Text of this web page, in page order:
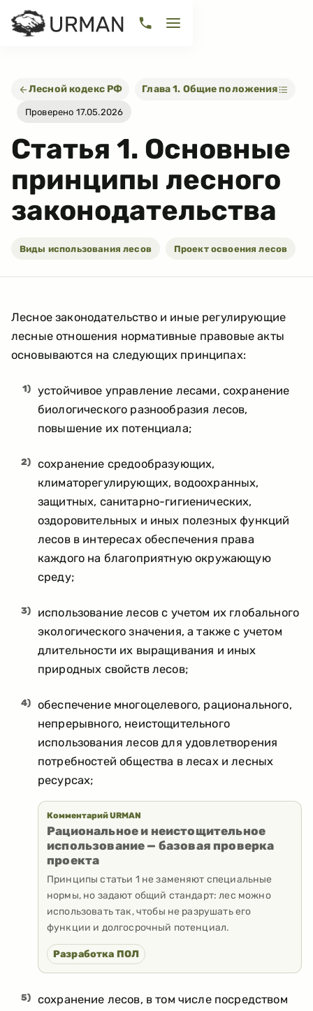
Лесной кодекс РФ Глава 1. Общие положения
Проверено 17.05.2026
Статья 1. Основные
принципы лесного
законодательства
Виды использования лесов Проект освоения лесов
Лесное законодательство и иные регулирующие
лесные отношения нормативные правовые акты
основываются на следующих принципах:
1)
устойчивое управление лесами, сохранение
биологического разнообразия лесов,
повышение их потенциала;
2)
сохранение средообразующих,
климаторегулирующих, водоохранных,
защитных, санитарно-гигиенических,
оздоровительных и иных полезных функций
лесов в интересах обеспечения права
каждого на благоприятную окружающую
среду;
3)
использование лесов с учетом их глобального
экологического значения, а также с учетом
длительности их выращивания и иных
природных свойств лесов;
4)
обеспечение многоцелевого, рационального,
непрерывного, неистощительного
использования лесов для удовлетворения
потребностей общества в лесах и лесных
ресурсах;
Комментарий URMAN
Рациональное и неистощительное
использование — базовая проверка
проекта
Принципы статьи 1 не заменяют специальные
нормы, но задают общий стандарт: лес можно
использовать так, чтобы не разрушать его
функции и долгосрочный потенциал.
Разработка ПОЛ
5)
сохранение лесов, в том числе посредством